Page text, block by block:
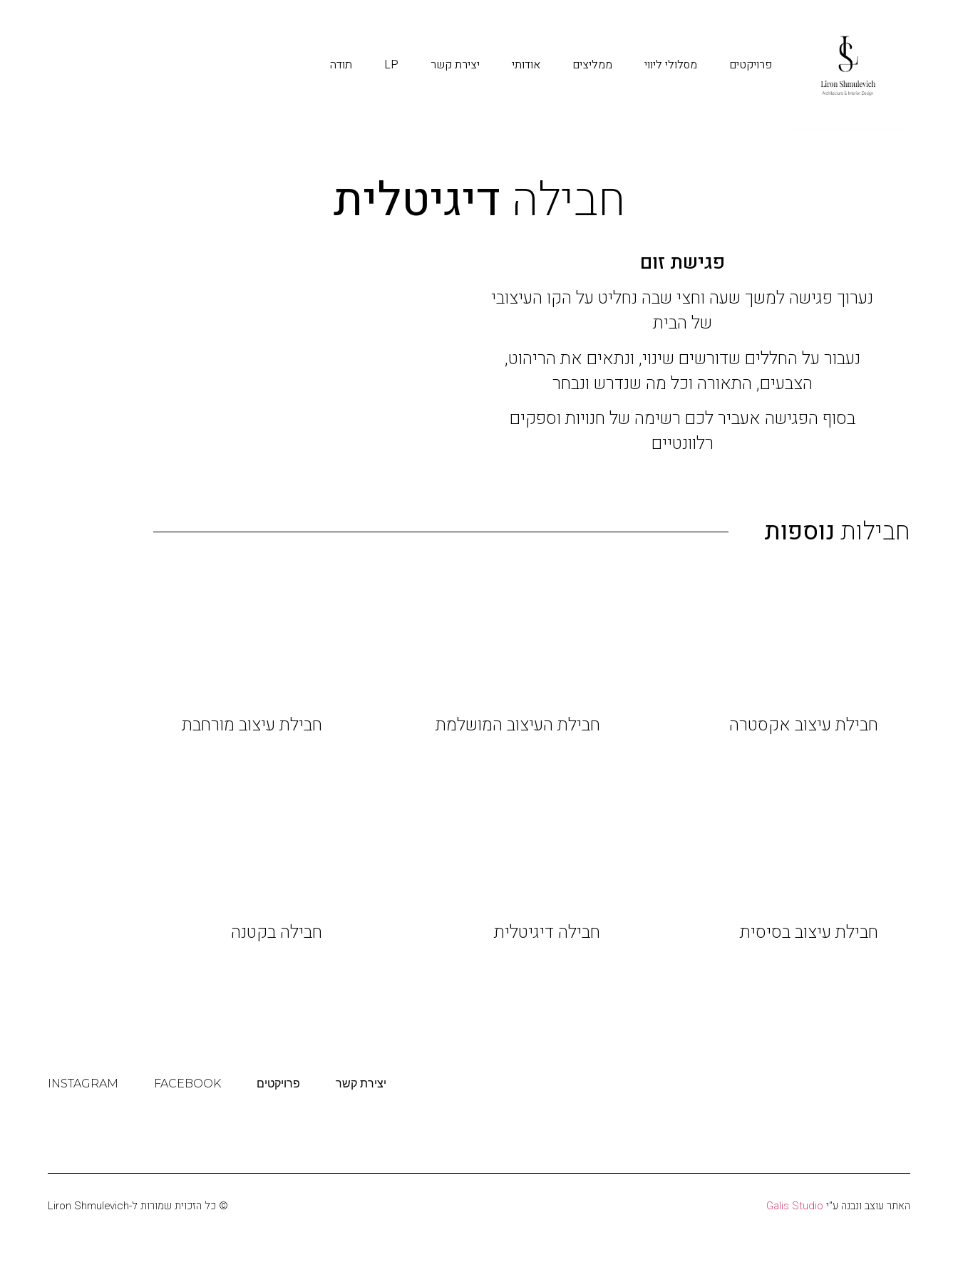
פרויקטים מסלולי ליווי ממליצים אודותי יצירת קשר LP תודה
חבילה דיגיטלית
פגישת זום
נערוך פגישה למשך שעה וחצי שבה נחליט על הקו העיצובי
של הבית
נעבור על החללים שדורשים שינוי, ונתאים את הריהוט,
הצבעים, התאורה וכל מה שנדרש ונבחר
בסוף הפגישה אעביר לכם רשימה של חנויות וספקים
רלוונטיים
חבילותנוספות
חבילת עיצוב אקסטרה חבילת העיצוב המושלמת חבילת עיצוב מורחבת
חבילת עיצוב בסיסית חבילה דיגיטלית חבילה בקטנה
יצירת קשר פרויקטים FACEBOOK
INSTAGRAM
האתר עוצב ונבנה ע"י Galis Studio © כל הזכוית שמורות ל-Liron Shmulevich